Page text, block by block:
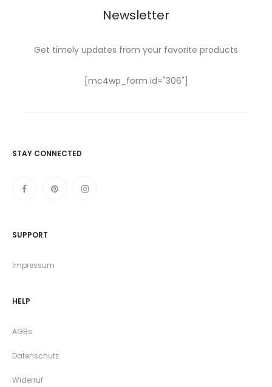
Newsletter
Get timely updates from your favorite products
[mc4wp_form id="306"]
STAY CONNECTED
SUPPORT
Impressum
HELP
AGBs
Datenschutz
Widerruf